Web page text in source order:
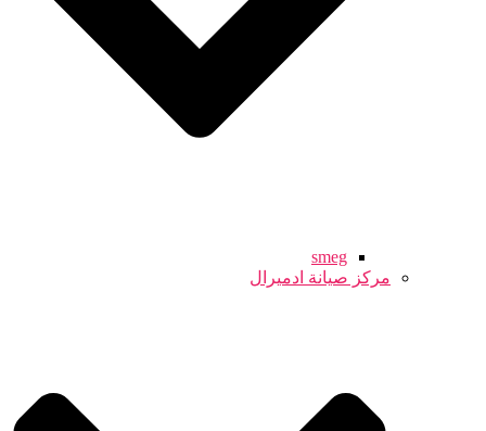
smeg
مركز صيانة ادميرال